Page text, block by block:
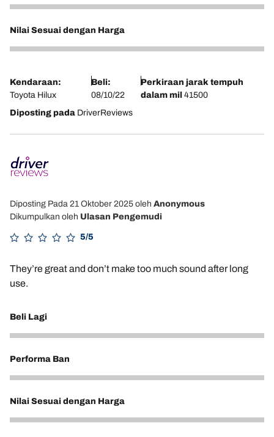
2
Nilai Sesuai dengan Harga
2
Kendaraan:
Toyota Hilux
Beli:
08/10/22
Perkiraan jarak tempuh
dalam mil 41500
Diposting pada DriverReviews
Diposting Pada 21 Oktober 2025 oleh Anonymous
Dikumpulkan oleh Ulasan Pengemudi
5/5
They’re great and don’t make too much sound after long
use.
Beli Lagi
5
Performa Ban
5
Nilai Sesuai dengan Harga
5